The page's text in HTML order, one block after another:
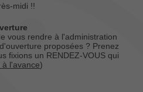
midi !!
vous rendre à l'administration
proposées ? Prenez
fixions un RENDEZ-VOUS qui
à l'avance)